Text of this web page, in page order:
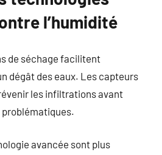
l’humidité
de séchage facilitent
dégât des eaux. Les capteurs
les infiltrations avant
problématiques.
avancée sont plus